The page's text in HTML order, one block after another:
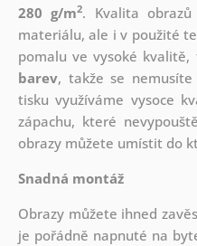
280 g/m2. Kvalita
materiálu, ale i v použité
pomalu ve vysoké kvalitě,
barev, takže se nemusíte
tisku využíváme vysoce
zápachu, které
obrazy můžete umístit do
Snadná montáž
Obrazy můžete ihned
je pořádně napnuté na